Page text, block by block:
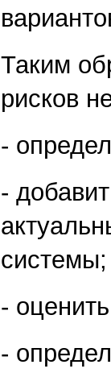
Таким
рисков
-
-
системы;
-
-